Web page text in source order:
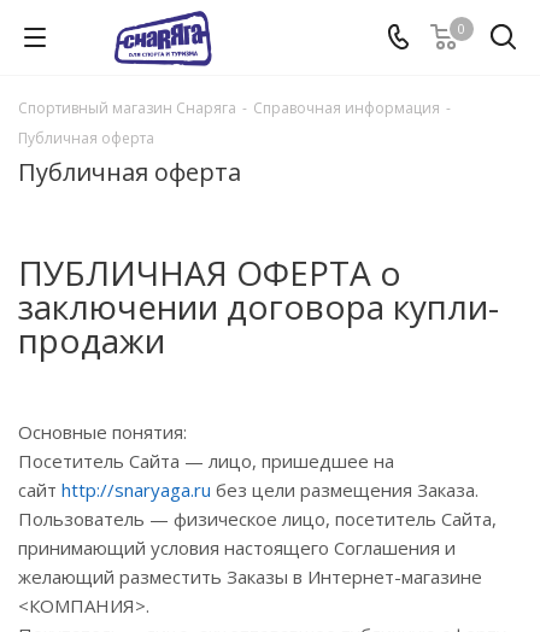
0
Спортивный магазин Снаряга - Справочная информация -
Публичная оферта
Публичная оферта
ПУБЛИЧНАЯ ОФЕРТА о
заключении договора купли-
продажи
Основные понятия:
Посетитель Сайта — лицо, пришедшее на
сайт http://snaryaga.ru без цели размещения Заказа.
Пользователь — физическое лицо, посетитель Сайта,
принимающий условия настоящего Соглашения и
желающий разместить Заказы в Интернет-магазине
<КОМПАНИЯ>.